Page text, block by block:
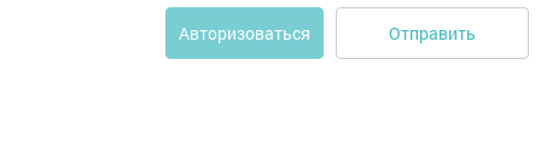
Авторизоваться Отправить